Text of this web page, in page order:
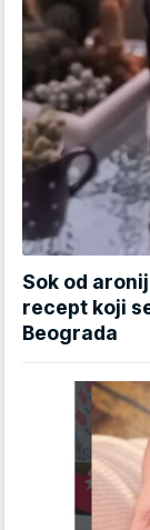
Sok od
recept koji
Beograda